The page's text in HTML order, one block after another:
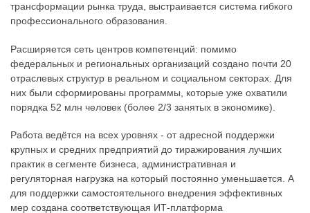
трансформации рынка труда, выстраивается система гибкого
профессионального образования.
Расширяется сеть центров компетенций: помимо
федеральных и региональных организаций создано почти 20
отраслевых структур в реальном и социальном секторах. Для
них были сформированы программы, которые уже охватили
порядка 52 млн человек (более 2/3 занятых в экономике).
Работа ведётся на всех уровнях - от адресной поддержки
крупных и средних предприятий до тиражирования лучших
практик в сегменте бизнеса, административная и
регуляторная нагрузка на который постоянно уменьшается. А
для поддержки самостоятельного внедрения эффективных
мер создана соответствующая ИТ-платформа